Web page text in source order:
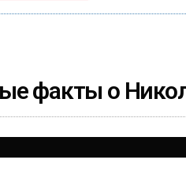
факты о